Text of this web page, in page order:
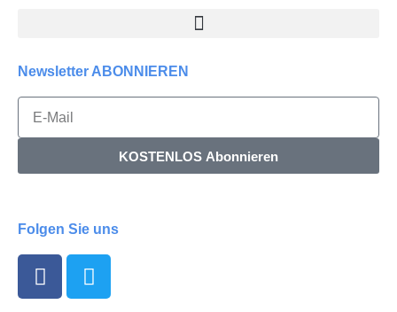
Newsletter ABONNIEREN
KOSTENLOS Abonnieren
Folgen Sie uns